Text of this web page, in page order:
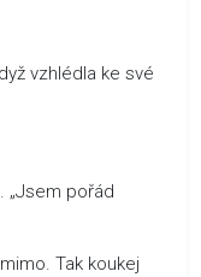
vzhlédla ke své
„Jsem pořád
Tak koukej